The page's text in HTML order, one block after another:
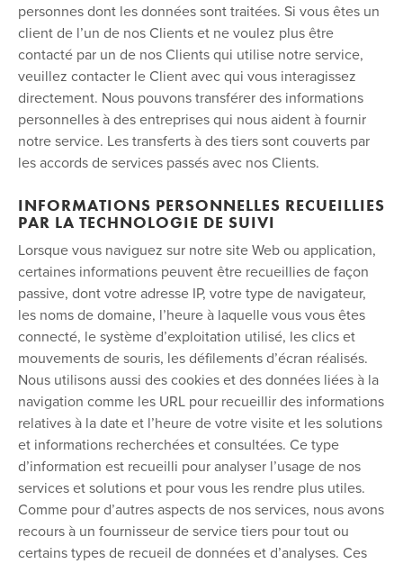
personnes dont les données sont traitées. Si vous êtes un
client de l’un de nos Clients et ne voulez plus être
contacté par un de nos Clients qui utilise notre service,
veuillez contacter le Client avec qui vous interagissez
directement. Nous pouvons transférer des informations
personnelles à des entreprises qui nous aident à fournir
notre service. Les transferts à des tiers sont couverts par
les accords de services passés avec nos Clients.
INFORMATIONS PERSONNELLES RECUEILLIES
PAR LA TECHNOLOGIE DE SUIVI
Lorsque vous naviguez sur notre site Web ou application,
certaines informations peuvent être recueillies de façon
passive, dont votre adresse IP, votre type de navigateur,
les noms de domaine, l’heure à laquelle vous vous êtes
connecté, le système d’exploitation utilisé, les clics et
mouvements de souris, les défilements d’écran réalisés.
Nous utilisons aussi des cookies et des données liées à la
navigation comme les URL pour recueillir des informations
relatives à la date et l’heure de votre visite et les solutions
et informations recherchées et consultées. Ce type
d’information est recueilli pour analyser l’usage de nos
services et solutions et pour vous les rendre plus utiles.
Comme pour d’autres aspects de nos services, nous avons
recours à un fournisseur de service tiers pour tout ou
certains types de recueil de données et d’analyses. Ces